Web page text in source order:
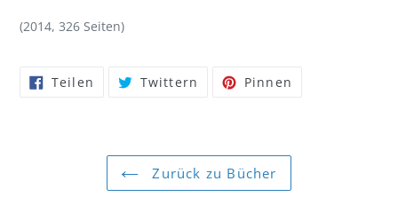
(2014, 326 Seiten)
Teilen
Facebook
Twittern
Twitter
Pinnen
Zurück zu Bücher